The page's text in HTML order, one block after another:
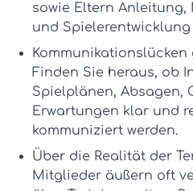
sowie Eltern
und
Finden Sie heraus, ob
Spielplänen, Absagen,
Erwartungen klar und
kommuniziert werden.
Über die Realität der
Mitglieder äußern oft